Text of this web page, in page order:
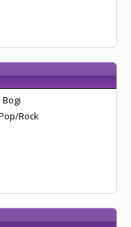
Bogi
Rock